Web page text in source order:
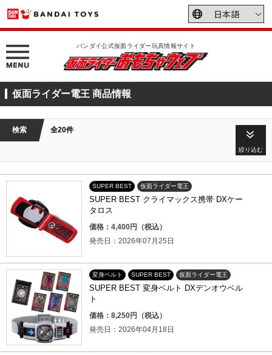
バンダイ公式仮面ライダー玩具情報サイト
仮面ライダー電王 商品情報
検索 全20件
絞り込む
SUPER BEST 仮面ライダー電王
SUPER BEST クライマックス携帯 DXケー
タロス
価格：4,400円（税込）
発売日：2026年07月25日
変身ベルト SUPER BEST 仮面ライダー電王
SUPER BEST 変身ベルト DXデンオウベル
ト
価格：8,250円（税込）
発売日：2026年04月18日